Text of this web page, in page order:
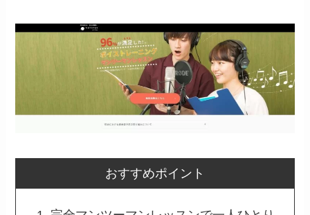
おすすめポイント